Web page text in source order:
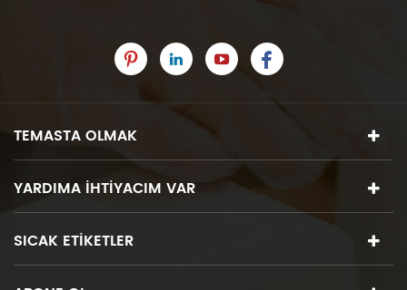
TEMASTA OLMAK
YARDIMA IHTIYACIM VAR
SICAK ETIKETLER